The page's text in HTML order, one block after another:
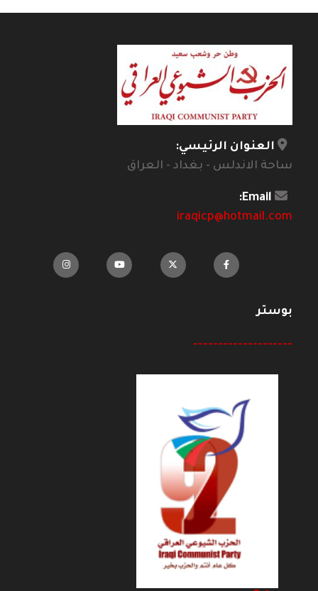
العنوان الرئيسي:
ساحة الاندلس - بغداد - العراق
Email:
iraqicp@hotmail.com
بوستر
--------------------